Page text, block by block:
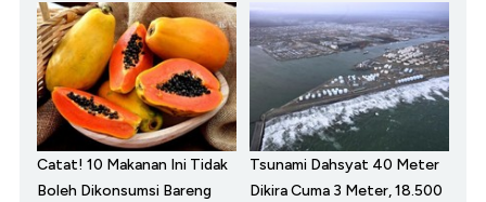
Catat! 10 Makanan Ini Tidak
Boleh Dikonsumsi Bareng
Tsunami Dahsyat 40 Meter
Dikira Cuma 3 Meter, 18.500